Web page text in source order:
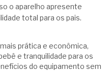
o aparelho apresente
total para os pais.
prática e econômica,
e tranquilidade para os
do equipamento sem